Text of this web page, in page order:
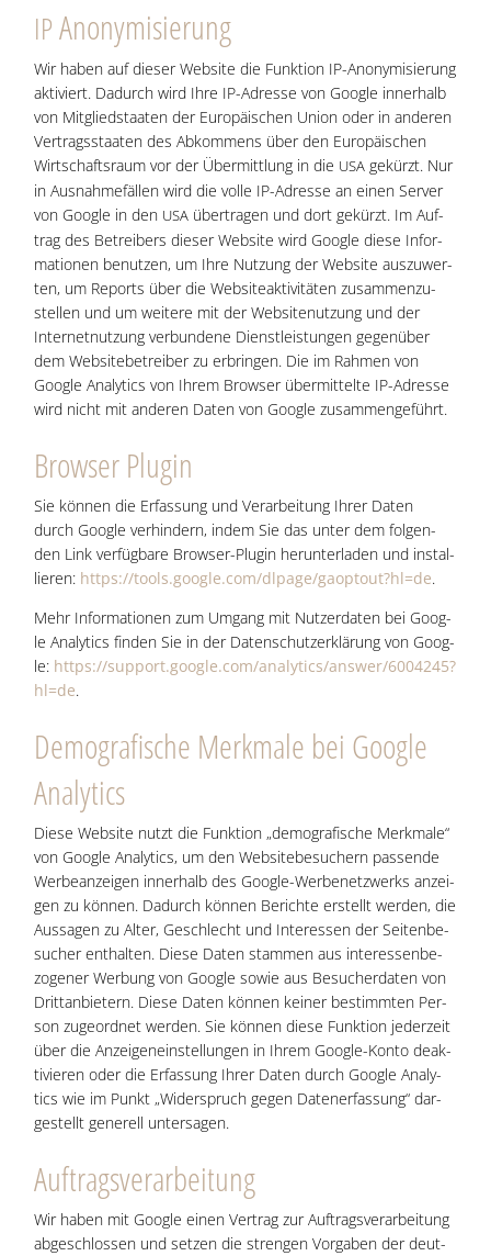
IPAnony­mi­sie­rung
Wir haben auf die­ser Web­site die Funk­ti­on IP-Anony­mi­sie­rung
akti­viert. Dadurch wird Ihre IP-Adres­se von Goog­le inner­halb
von Mit­glied­staa­ten der Euro­päi­schen Uni­on oder in ande­ren
Ver­trags­staa­ten des Abkom­mens über den Euro­päi­schen
Wirt­schafts­raum vor der Über­mitt­lung in die USA gekürzt. Nur
in Aus­nah­me­fäl­len wird die vol­le IP-Adres­se an einen Ser­ver
von Goog­le in den USA über­tra­gen und dort gekürzt. Im Auf­
trag des Betrei­bers die­ser Web­site wird Goog­le die­se Infor­
ma­tio­nen benut­zen, um Ihre Nut­zung der Web­site aus­zu­wer­
ten, um Reports über die Web­site­ak­ti­vi­tä­ten zusam­men­zu­
stel­len und um wei­te­re mit der Web­site­nut­zung und der
Inter­net­nut­zung ver­bun­de­ne Dienst­leis­tun­gen gegen­über
dem Web­site­be­trei­ber zu erbrin­gen. Die im Rah­men von
Goog­le Ana­ly­tics von Ihrem Brow­ser über­mit­tel­te IP-Adres­se
wird nicht mit ande­ren Daten von Goog­le zusammengeführt.
Brow­ser Plugin
Sie kön­nen die Erfas­sung und Ver­ar­bei­tung Ihrer Daten
durch Goog­le ver­hin­dern, indem Sie das unter dem fol­gen­
den Link ver­füg­ba­re Brow­ser-Plug­in her­un­ter­la­den und instal­
lie­ren: https://tools.google.com/dlpage/gaoptout?hl=de.
Mehr Infor­ma­tio­nen zum Umgang mit Nut­zer­da­ten bei Goog­
le Ana­ly­tics fin­den Sie in der Daten­schutz­er­klä­rung von Goog­
le: https://support.google.com/analytics/answer/6004245?
hl=de.
Demo­gra­fi­sche Merk­ma­le bei Goog­le
Analytics
Die­se Web­site nutzt die Funk­ti­on „demo­gra­fi­sche Merk­ma­le“
von Goog­le Ana­ly­tics, um den Web­site­be­su­chern pas­sen­de
Wer­be­an­zei­gen inner­halb des Goog­le-Wer­be­netz­werks anzei­
gen zu kön­nen. Dadurch kön­nen Berich­te erstellt wer­den, die
Aus­sa­gen zu Alter, Geschlecht und Inter­es­sen der Sei­ten­be­
su­cher ent­hal­ten. Die­se Daten stam­men aus inter­es­sen­be­
zo­ge­ner Wer­bung von Goog­le sowie aus Besu­cher­da­ten von
Dritt­an­bie­tern. Die­se Daten kön­nen kei­ner bestimm­ten Per­
son zuge­ord­net wer­den. Sie kön­nen die­se Funk­ti­on jeder­zeit
über die Anzei­gen­ein­stel­lun­gen in Ihrem Goog­le-Kon­to deak­
ti­vie­ren oder die Erfas­sung Ihrer Daten durch Goog­le Ana­ly­
tics wie im Punkt „Wider­spruch gegen Daten­er­fas­sung“ dar­
ge­stellt gene­rell untersagen.
Auf­trags­ver­ar­bei­tung
Wir haben mit Goog­le einen Ver­trag zur Auf­trags­ver­ar­bei­tung
abge­schlos­sen und set­zen die stren­gen Vor­ga­ben der deut­